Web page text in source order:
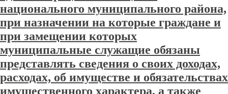
национального муниципального района,
при назначении на которые граждане и
при замещении которых
муниципальные служащие обязаны
представлять сведения о своих доходах,
расходах, об имуществе и обязательствах
имущественного характера, а также